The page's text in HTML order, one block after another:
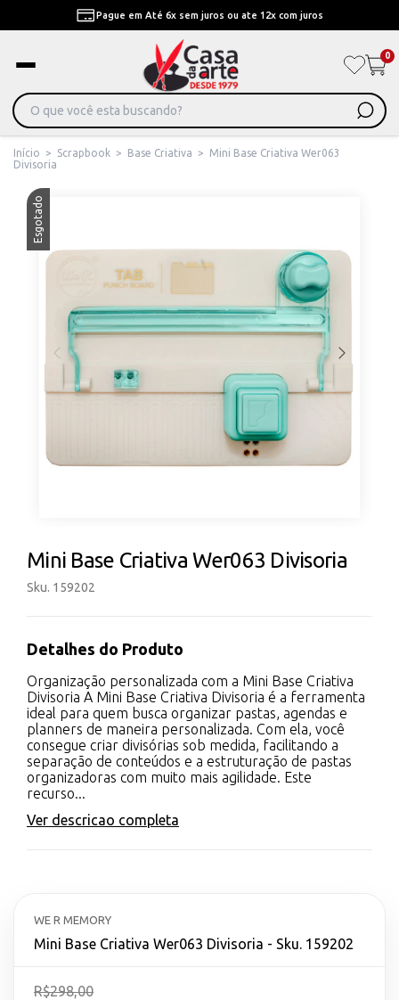
Pague em Até 6x sem juros ou ate 12x com juros
0
Início > Scrapbook > Base Criativa >
Mini Base Criativa Wer063
Divisoria
Esgotado
Mini Base Criativa Wer063 Divisoria
Sku. 159202
Detalhes do Produto
Organização personalizada com a Mini Base Criativa
Divisoria A Mini Base Criativa Divisoria é a ferramenta
ideal para quem busca organizar pastas, agendas e
planners de maneira personalizada. Com ela, você
consegue criar divisórias sob medida, facilitando a
separação de conteúdos e a estruturação de pastas
organizadoras com muito mais agilidade. Este
recurso...
Ver descricao completa
WE R MEMORY
Mini Base Criativa Wer063 Divisoria - Sku. 159202
R$298,00